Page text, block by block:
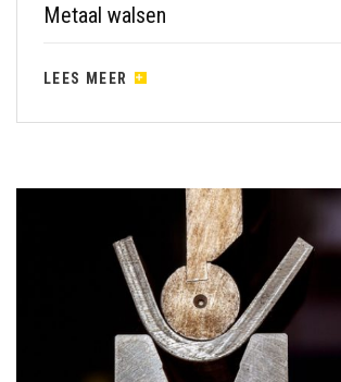
Metaal walsen
LEES MEER